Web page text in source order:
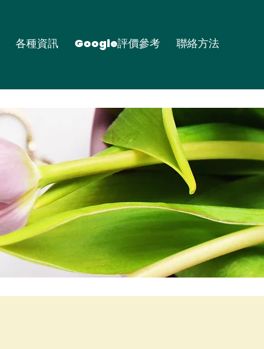
各種資訊 Google評價參考 聯絡方法